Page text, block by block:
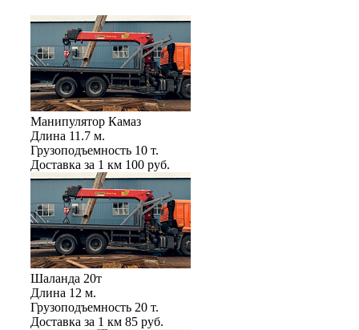
Манипулятор Камаз
Длина 11.7 м.
Грузоподъемность 10 т.
Доставка за 1 км 100 руб.
Шаланда 20т
Длина 12 м.
Грузоподъемность 20 т.
Доставка за 1 км 85 руб.